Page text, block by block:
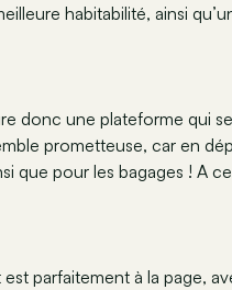
habitabilité, ainsi
donc une plateforme qui
prometteuse, car en
que pour les bagages ! A
est parfaitement à la page,